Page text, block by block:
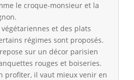
le croque-monsieur et la
et des plats
régimes sont proposés.
repose sur un décor parisien
rouges et boiseries.
profiter, il vaut mieux venir en